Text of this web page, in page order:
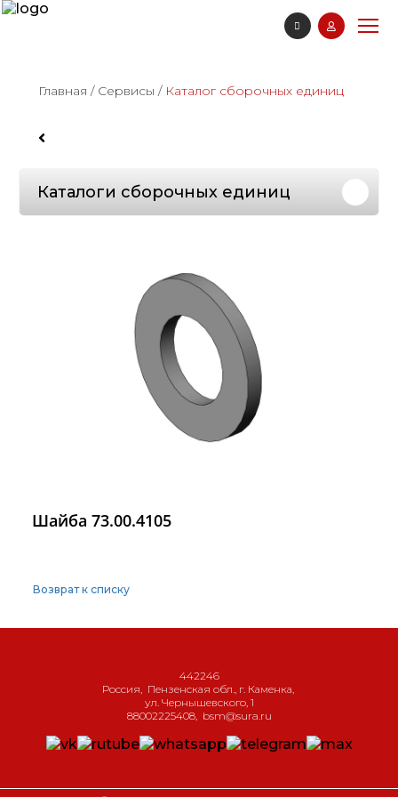
Главная / Сервисы / Каталог сборочных единиц
Каталоги сборочных единиц
Шайба 73.00.4105
Возврат к списку
442246
Россия, Пензенская обл., г. Каменка,
ул. Чернышевского, 1
88002225408, bsm@sura.ru